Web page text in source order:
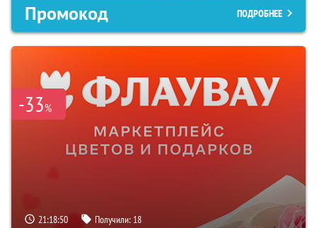
Промокод ПОДРОБНЕЕ
-33%
21:18:49 Получили: 18